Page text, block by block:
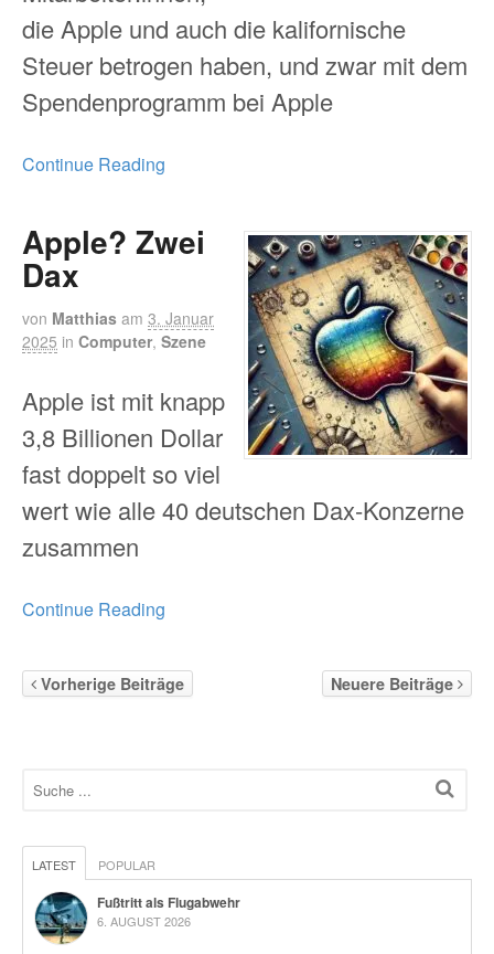
die Apple und auch die kalifornische
Steuer betrogen haben, und zwar mit dem
Spendenprogramm bei Apple
Continue Reading
Apple? Zwei
Dax
von Matthias am 3. Januar
2025 in Computer, Szene
Apple ist mit knapp
3,8 Billionen Dollar
fast doppelt so viel
wert wie alle 40 deutschen Dax-Konzerne
zusammen
Continue Reading
Vorherige Beiträge Neuere Beiträge
LATEST POPULAR
Fußtritt als Flugabwehr
6. AUGUST 2026